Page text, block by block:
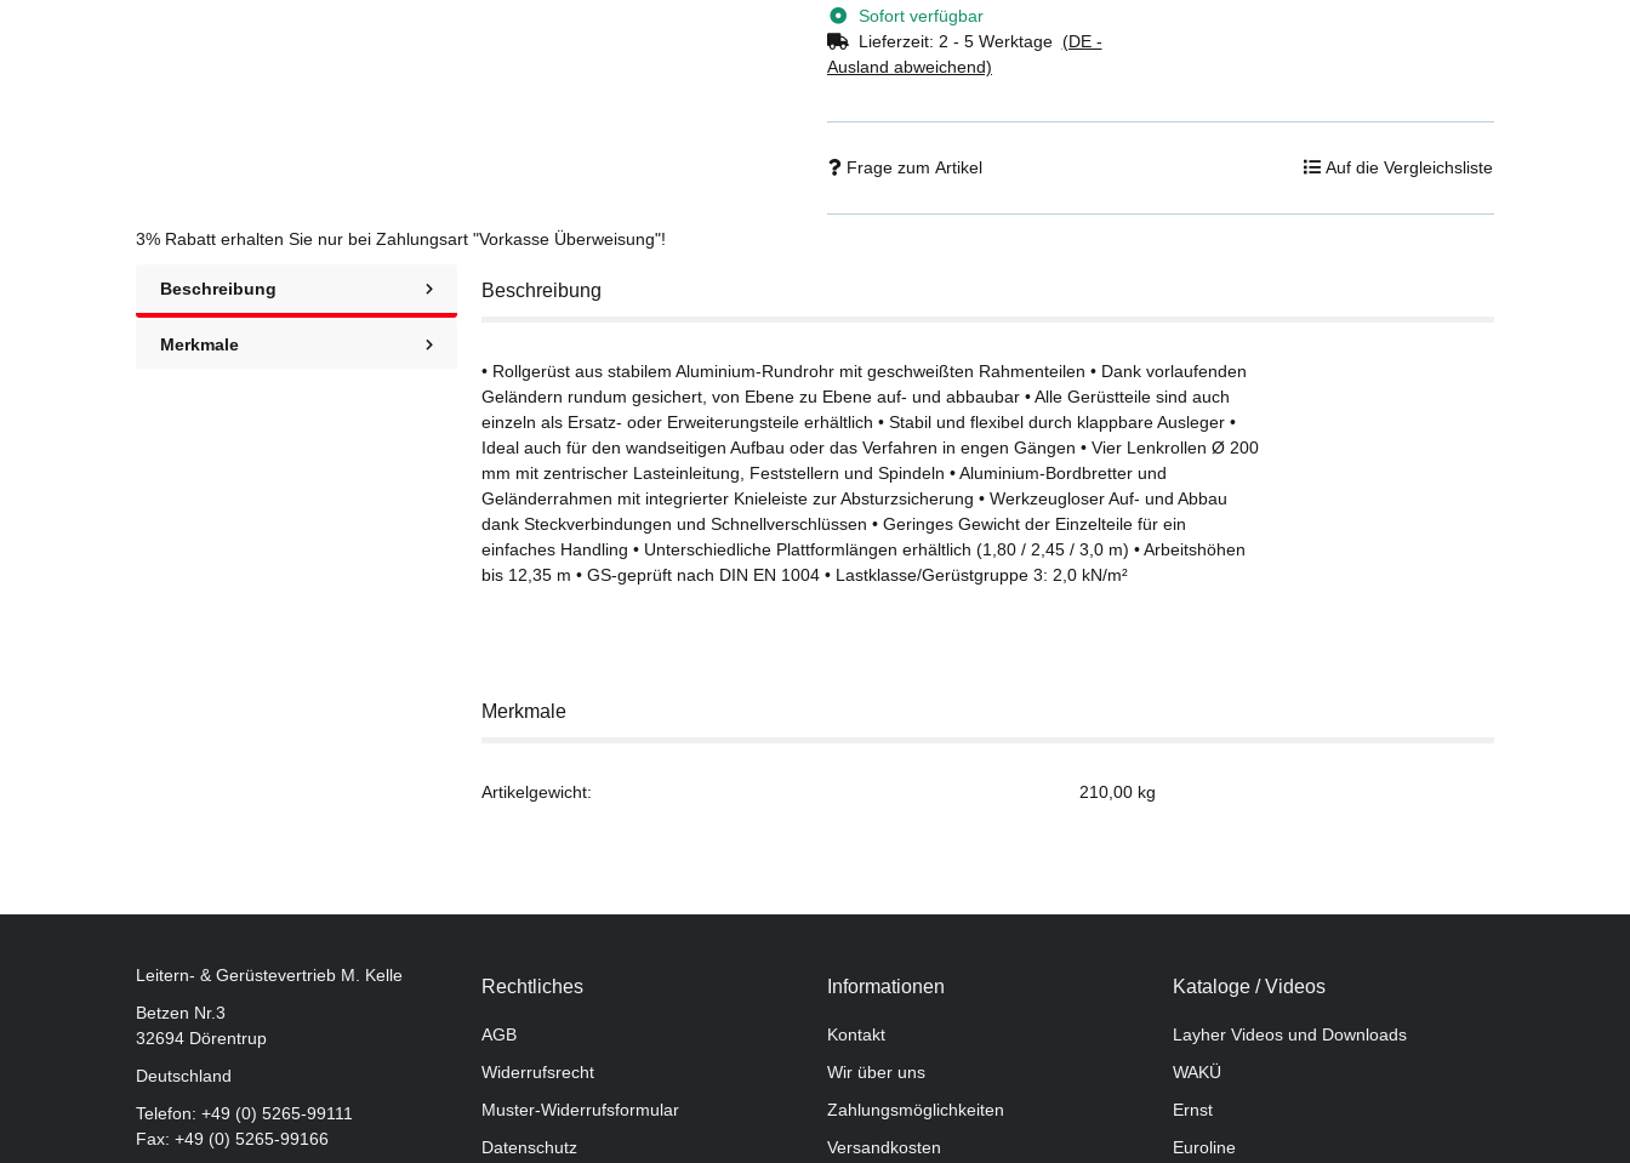
Sofort verfügbar
Lieferzeit: 2 - 5 Werktage (DE -
Ausland abweichend)
Frage zum Artikel Auf die Vergleichsliste
3% Rabatt erhalten Sie nur bei Zahlungsart "Vorkasse Überweisung"!
Beschreibung
Merkmale
Beschreibung
• Rollgerüst aus stabilem Aluminium-Rundrohr mit geschweißten Rahmenteilen • Dank vorlaufenden
Geländern rundum gesichert, von Ebene zu Ebene auf- und abbaubar • Alle Gerüstteile sind auch
einzeln als Ersatz- oder Erweiterungsteile erhältlich • Stabil und flexibel durch klappbare Ausleger •
Ideal auch für den wandseitigen Aufbau oder das Verfahren in engen Gängen • Vier Lenkrollen Ø 200
mm mit zentrischer Lasteinleitung, Feststellern und Spindeln • Aluminium-Bordbretter und
Geländerrahmen mit integrierter Knieleiste zur Absturzsicherung • Werkzeugloser Auf- und Abbau
dank Steckverbindungen und Schnellverschlüssen • Geringes Gewicht der Einzelteile für ein
einfaches Handling • Unterschiedliche Plattformlängen erhältlich (1,80 / 2,45 / 3,0 m) • Arbeitshöhen
bis 12,35 m • GS-geprüft nach DIN EN 1004 • Lastklasse/Gerüstgruppe 3: 2,0 kN/m²
Merkmale
Artikelgewicht: 210,00 kg
Leitern- & Gerüstevertrieb M. Kelle
Betzen Nr.3
32694 Dörentrup
Deutschland
Telefon: +49 (0) 5265-99111
Fax: +49 (0) 5265-99166
Rechtliches
AGB
Widerrufsrecht
Muster-Widerrufsformular
Datenschutz
Informationen
Kontakt
Wir über uns
Zahlungsmöglichkeiten
Versandkosten
Kataloge / Videos
Layher Videos und Downloads
WAKÜ
Ernst
Euroline